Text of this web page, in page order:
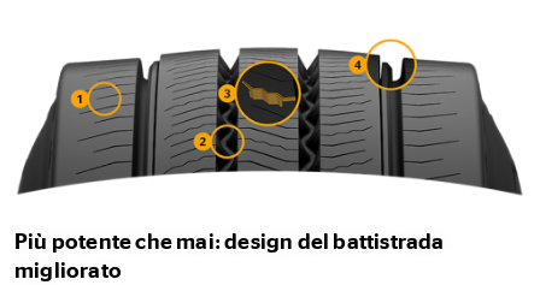
Più potente che mai: design del battistrada
migliorato